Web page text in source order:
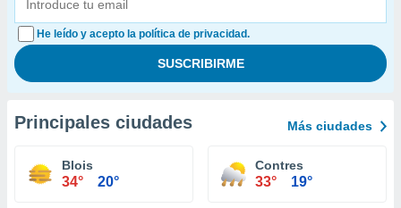
He leído y acepto la política de privacidad.
Principales ciudades Más ciudades
Blois
34° 20°
Contres
33° 19°